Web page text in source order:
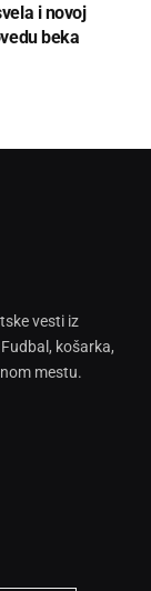
i novoj
beka
vesti iz
košarka,
mestu.